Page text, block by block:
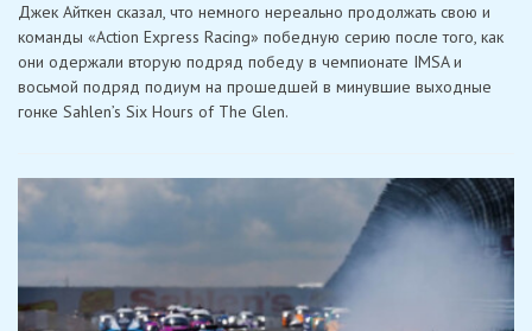
«Это
настоящее
удовольствие,
и
нереально»
Джек Айткен сказал, что немного нереально продолжать свою и
команды «Action Express Racing» победную серию после того, как
они одержали вторую подряд победу в чемпионате IMSA и
восьмой подряд подиум на прошедшей в минувшие выходные
гонке Sahlen’s Six Hours of The Glen.